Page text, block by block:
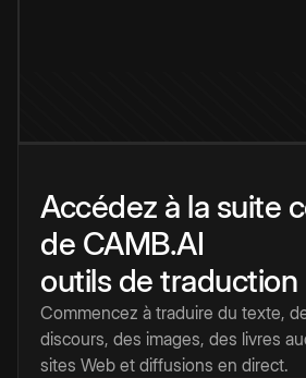
Accédez à la suite
de CAMB.AI
outils de traduction
Commencez à traduire du texte,
discours, des images, des livres
sites Web et diffusions en direct.